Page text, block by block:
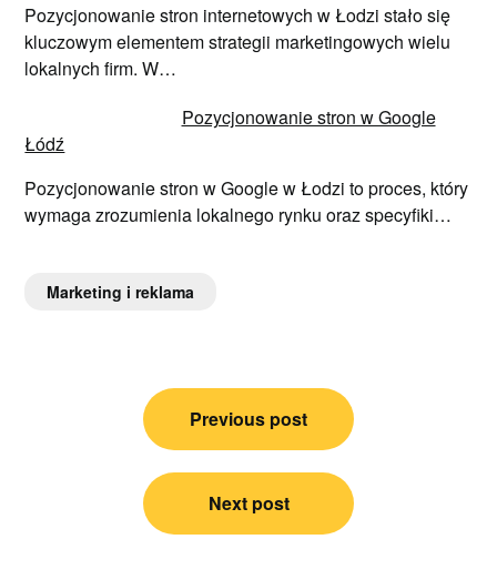
Pozycjonowanie stron internetowych w Łodzi stało się
kluczowym elementem strategii marketingowych wielu
lokalnych firm. W…
Pozycjonowanie stron w Google
Łódź
Pozycjonowanie stron w Google w Łodzi to proces, który
wymaga zrozumienia lokalnego rynku oraz specyfiki…
Marketing i reklama
Nawigacja
Previous post
Next post